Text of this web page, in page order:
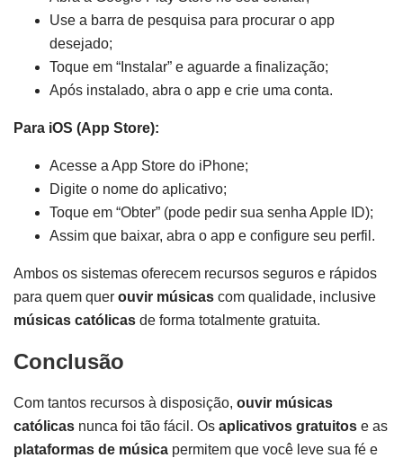
Use a barra de pesquisa para procurar o app
desejado;
Toque em “Instalar” e aguarde a finalização;
Após instalado, abra o app e crie uma conta.
Para iOS (App Store):
Acesse a App Store do iPhone;
Digite o nome do aplicativo;
Toque em “Obter” (pode pedir sua senha Apple ID);
Assim que baixar, abra o app e configure seu perfil.
Ambos os sistemas oferecem recursos seguros e rápidos
para quem quer ouvir músicas com qualidade, inclusive
músicas católicas de forma totalmente gratuita.
Conclusão
Com tantos recursos à disposição, ouvir músicas
católicas nunca foi tão fácil. Os aplicativos gratuitos e as
plataformas de música permitem que você leve sua fé e